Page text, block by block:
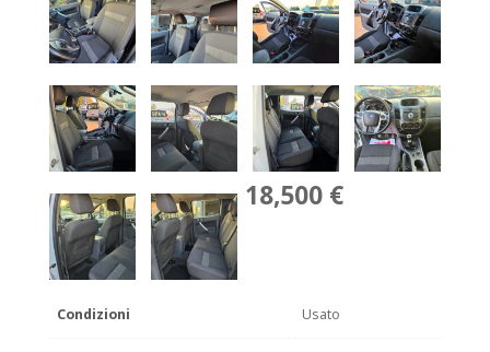
18,500 €
Condizioni Usato